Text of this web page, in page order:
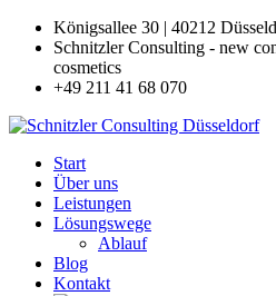
Königsallee 30 | 40212
Schnitzler Consulting - new
cosmetics
+49 211 41 68 070
Start
Über uns
Leistungen
Lösungswege
Ablauf
Blog
Kontakt